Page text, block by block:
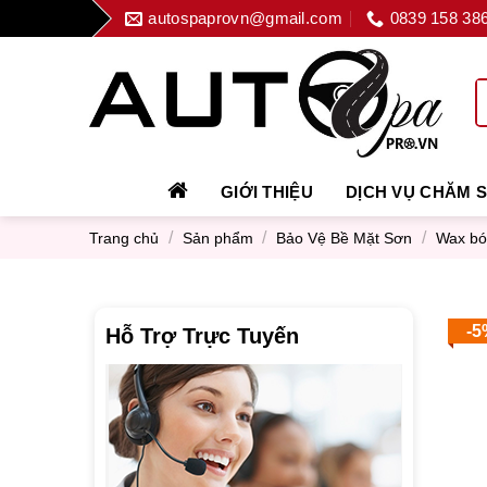
to
autospaprovn@gmail.com 0839 158
GIỚI THIỆU DỊCH VỤ CHĂM
Trang chủ / Sản phẩm / Bảo Vệ Bề Mặt Sơn / Wax
Hỗ Trợ Trực Tuyến -